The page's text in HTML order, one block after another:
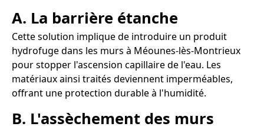
A. La barrière étanche
Cette solution implique de introduire un produit
hydrofuge dans les murs à Méounes-lès-Montrieux
pour stopper l'ascension capillaire de l'eau. Les
matériaux ainsi traités deviennent imperméables,
offrant une protection durable à l'humidité.
B. L'assèchement des murs